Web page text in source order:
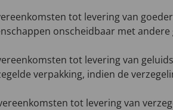
tot levering van
onscheidbaar met
tot levering van
verpakking, indien de
tot levering van